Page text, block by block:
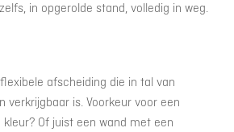
in opgerolde stand, volledig in weg.
afscheiding die in tal van
verkrijgbaar is. Voorkeur voor een
Of juist een wand met een